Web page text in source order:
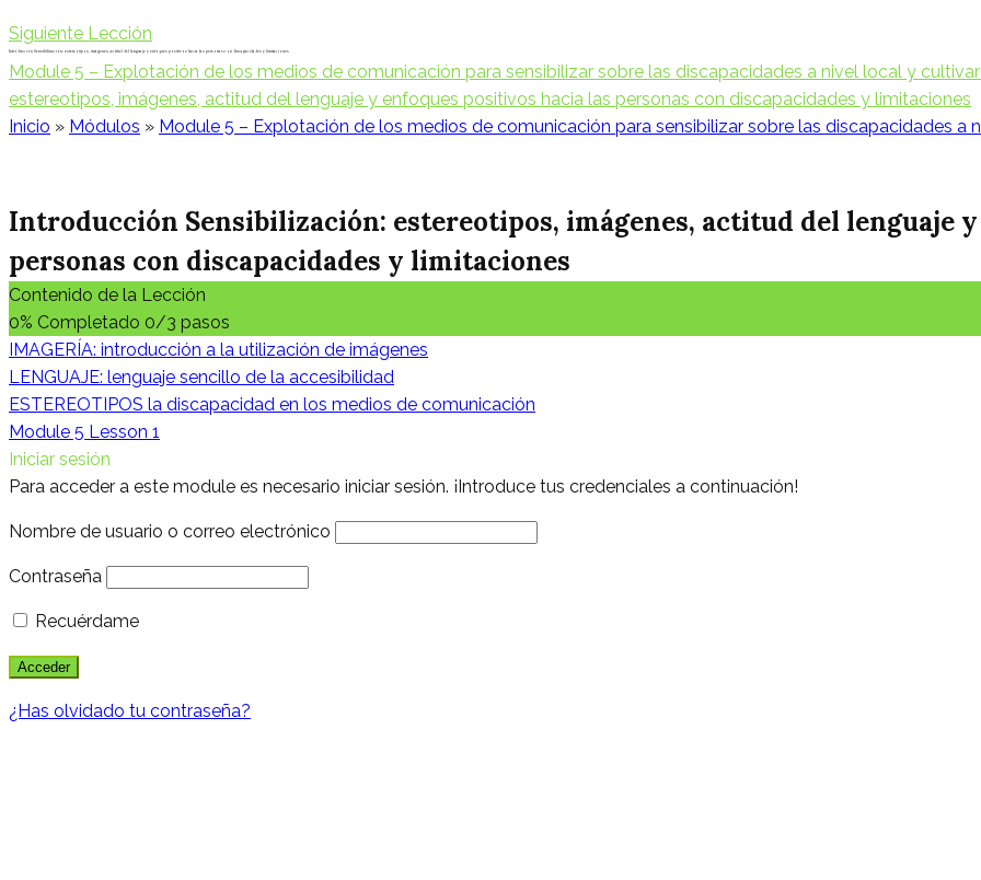
Siguiente Lección
Introducción Sensibilización: estereotipos, imágenes, actitud del lenguaje y enfoques positivos hacia las personas con discapacidades y limitaciones
Module 5 – Explotación de los medios de comunicación para sensibilizar sobre las discapacidades a nivel local y
estereotipos, imágenes, actitud del lenguaje y enfoques positivos hacia las personas con discapacidades y limitaciones
Inicio » Módulos » Module 5 – Explotación de los medios de comunicación para sensibilizar sobre las discapacidades a
Introducción Sensibilización: estereotipos, imágenes, actitud del lenguaje
personas con discapacidades y limitaciones
Contenido de la Lección
0% Completado 0/3 pasos
IMAGERÍA: introducción a la utilización de imágenes
LENGUAJE: lenguaje sencillo de la accesibilidad
ESTEREOTIPOS la discapacidad en los medios de comunicación
Module 5 Lesson 1
Iniciar sesión
Para acceder a este module es necesario iniciar sesión. ¡Introduce tus credenciales a continuación!
Nombre de usuario o correo electrónico
Contraseña
Recuérdame
¿Has olvidado tu contraseña?